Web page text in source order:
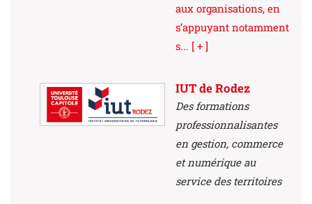
aux organisations, en
s’appuyant notamment
s... [ + ]
IUT de Rodez
Des formations
professionnalisantes
en gestion, commerce
et numérique au
service des territoires